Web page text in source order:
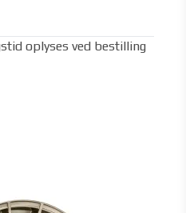
oplyses ved bestilling